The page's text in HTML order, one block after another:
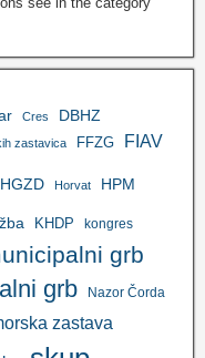
Cres DBHZ
zastavica FFZG FIAV
HGZD Horvat HPM
KHDP kongres
grb
grb Nazor Čorda
zastava